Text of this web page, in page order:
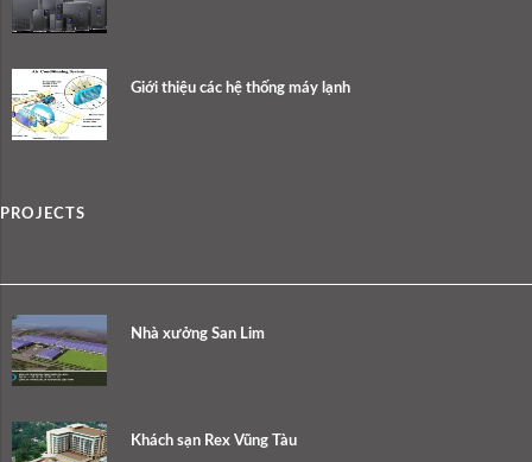
Giới thiệu các hệ thống máy lạnh
PROJECTS
Nhà xưởng San Lim
Khách sạn Rex Vũng Tàu